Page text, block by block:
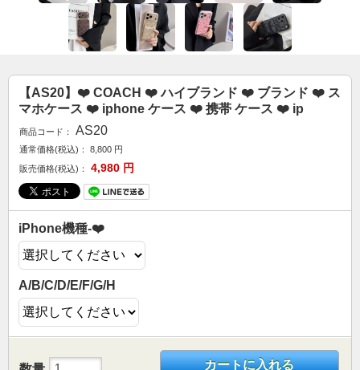
アクセサリ
FOLLOW US
Web: https://www.kumacase.jp
Instagram: kumacase_jp
Instagram: kumacasestore
Twitter: kumacasestore
E-mail: kumacasestore@gmail.com
Line ID: kumacase
【AS20】❤️ COACH ❤️ ハイブランド ❤️ ブランド ❤️ ス
マホケース ❤️ iphone ケース ❤️ 携帯 ケース ❤️ ip
商品コード： AS20
通常価格(税込)： 8,800 円
販売価格(税込)：
4,980 円
iPhone機種-❤️
A/B/C/D/E/F/G/H
カートに入れる